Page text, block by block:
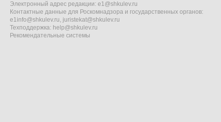
Электронный адрес редакции: e1@shkulev.ru
Контактные данные для Роскомнадзора и государственных органов:
e1info@shkulev.ru, juristekat@shkulev.ru
Техподдержка: help@shkulev.ru
Рекомендательные системы